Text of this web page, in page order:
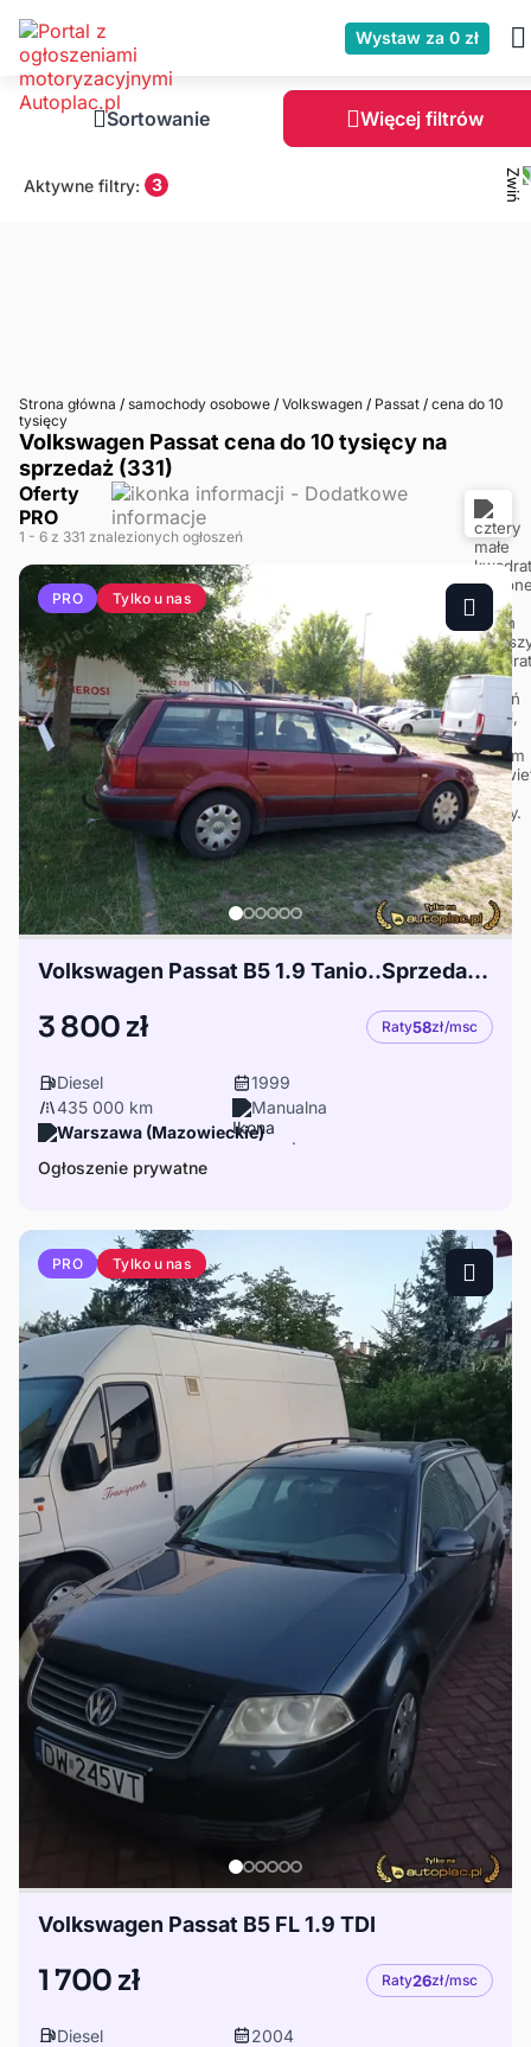
Wystaw za 0 zł
Sortowanie Więcej filtrów
Aktywne filtry: 3
Strona główna / samochody osobowe / Volkswagen / Passat / cena do 10
tysięcy
Volkswagen Passat cena do 10 tysięcy na
sprzedaż (331)
Oferty
PRO
1 - 6 z 331 znalezionych ogłoszeń
PRO Tylko u nas
Volkswagen Passat B5 1.9 Tanio..Sprzedam Passata..Kombi..
3 800 zł Raty58zł/msc
Diesel
1999
435 000 km
Manualna
Warszawa (Mazowieckie)
Ogłoszenie prywatne
PRO Tylko u nas
Volkswagen Passat B5 FL 1.9 TDI
1 700 zł Raty26zł/msc
Diesel
2004